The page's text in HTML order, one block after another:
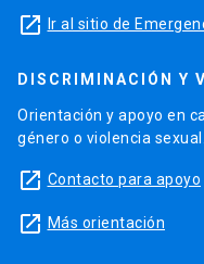
launch Ir al sitio de
DISCRIMINACIÓN Y
Orientación y apoyo en
género o violencia sexual.
launch Contacto para apoyo
launch Más orientación